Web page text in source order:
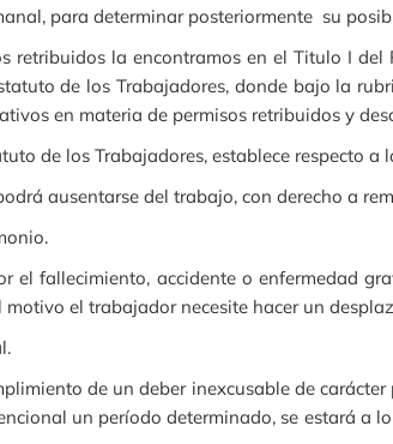
para determinar posteriormente su
retribuidos la encontramos en el Titulo I
de los Trabajadores, donde bajo la
en materia de permisos retribuidos y
de los Trabajadores, establece respecto a
ausentarse del trabajo, con derecho a
el fallecimiento, accidente o enfermedad
el trabajador necesite hacer un
de un deber inexcusable de
un período determinado, se estará a